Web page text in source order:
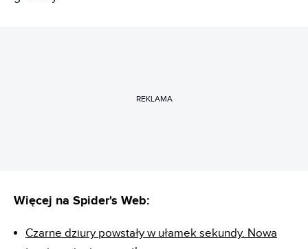
REKLAMA
Więcej na Spider's Web:
Czarne dziury powstały w ułamek sekundy. Nowa